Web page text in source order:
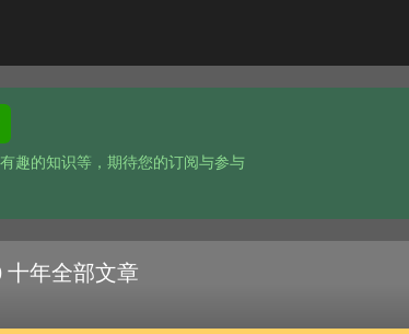
趣的知识等，期待您的订阅与参与
十年全部文章